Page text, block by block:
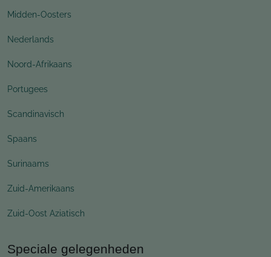
Midden-Oosters
Nederlands
Noord-Afrikaans
Portugees
Scandinavisch
Spaans
Surinaams
Zuid-Amerikaans
Zuid-Oost Aziatisch
Speciale gelegenheden